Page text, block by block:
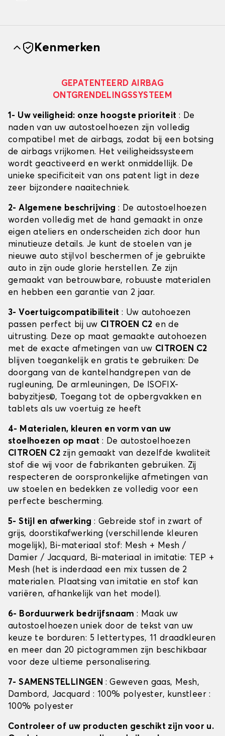
Kenmerken
GEPATENTEERD AIRBAG
ONTGRENDELINGSSYSTEEM
1- Uw veiligheid: onze hoogste prioriteit : De
naden van uw autostoelhoezen zijn volledig
compatibel met de airbags, zodat bij een botsing
de airbags vrijkomen. Het veiligheidssysteem
wordt geactiveerd en werkt onmiddellijk. De
unieke specificiteit van ons patent ligt in deze
zeer bijzondere naaitechniek.
2- Algemene beschrijving : De autostoelhoezen
worden volledig met de hand gemaakt in onze
eigen ateliers en onderscheiden zich door hun
minutieuze details. Je kunt de stoelen van je
nieuwe auto stijlvol beschermen of je gebruikte
auto in zijn oude glorie herstellen. Ze zijn
gemaakt van betrouwbare, robuuste materialen
en hebben een garantie van 2 jaar.
3- Voertuigcompatibiliteit : Uw autohoezen
passen perfect bij uw CITROEN C2 en de
uitrusting. Deze op maat gemaakte autohoezen
met de exacte afmetingen van uw CITROEN C2
blijven toegankelijk en gratis te gebruiken: De
doorgang van de kantelhandgrepen van de
rugleuning, De armleuningen, De ISOFIX-
babyzitjes©, Toegang tot de opbergvakken en
tablets als uw voertuig ze heeft
4- Materialen, kleuren en vorm van uw
stoelhoezen op maat : De autostoelhoezen
CITROEN C2 zijn gemaakt van dezelfde kwaliteit
stof die wij voor de fabrikanten gebruiken. Zij
respecteren de oorspronkelijke afmetingen van
uw stoelen en bedekken ze volledig voor een
perfecte bescherming.
5- Stijl en afwerking : Gebreide stof in zwart of
grijs, doorstikafwerking (verschillende kleuren
mogelijk), Bi-materiaal stof: Mesh + Mesh /
Damier / Jacquard, Bi-materiaal in imitatie: TEP +
Mesh (het is inderdaad een mix tussen de 2
materialen. Plaatsing van imitatie en stof kan
variëren, afhankelijk van het model).
6- Borduurwerk bedrijfsnaam: Maak uw
autostoelhoezen uniek door de tekst van uw
keuze te borduren: 5 lettertypes, 11 draadkleuren
en meer dan 20 pictogrammen zijn beschikbaar
voor deze ultieme personalisering.
7- SAMENSTELLINGEN : Geweven gaas, Mesh,
Dambord, Jacquard : 100% polyester, kunstleer :
100% polyester
Controleer of uw producten geschikt zijn voor u.